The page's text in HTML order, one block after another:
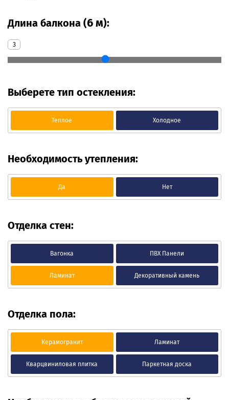
Длина балкона (6 м):
3
Выберете тип остекления:
Теплое Холодное
Необходимость утепления:
Да Нет
Отделка стен:
Вагонка ПВХ Панели
Ламинат Декоративный камень
Отделка пола:
Керамогранит Ламинат
Кварцвиниловая плитка Паркетная доска